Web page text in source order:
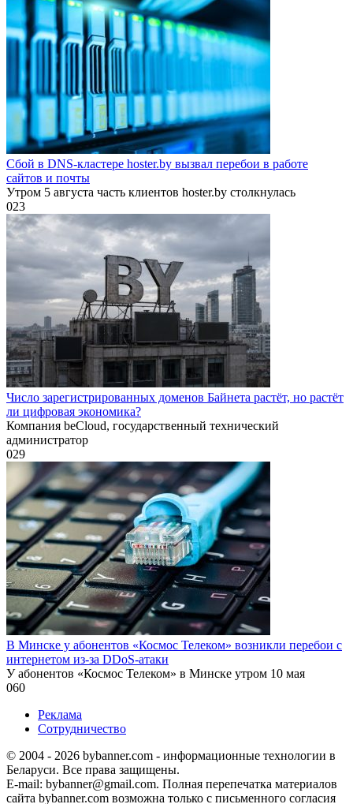
Сбой в DNS-кластере hoster.by вызвал перебои в работе
сайтов и почты
Утром 5 августа часть клиентов hoster.by столкнулась
023
Число зарегистрированных доменов Байнета растёт, но растёт
ли цифровая экономика?
Компания beCloud, государственный технический
администратор
029
В Минске у абонентов «Космос Телеком» возникли перебои с
интернетом из-за DDoS-атаки
У абонентов «Космос Телеком» в Минске утром 10 мая
060
Реклама
Сотрудничество
© 2004 - 2026 bybanner.com - информационные технологии в
Беларуси. Все права защищены.
E-mail: bybanner@gmail.com. Полная перепечатка материалов
сайта bybanner.com возможна только с письменного согласия